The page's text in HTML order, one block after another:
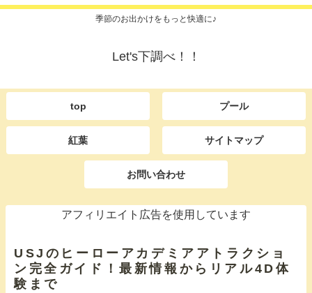
季節のお出かけをもっと快適に♪
Let's下調べ！！
top プール
紅葉 サイトマップ
お問い合わせ
アフィリエイト広告を使用しています
USJのヒーローアカデミアアトラクショ
ン完全ガイド！最新情報からリアル4D体
験まで